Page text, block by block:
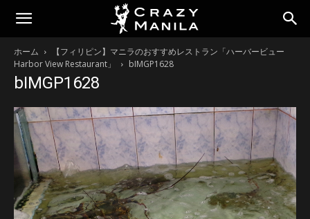
ホーム
【フィリピン】マニラのおすすめレストラン「ハーバービュー
Harbor View Restaurant」
bIMGP1628
bIMGP1628